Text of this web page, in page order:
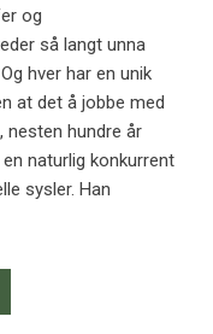
og
så langt unna
hver har en unik
at det å jobbe med
nesten hundre år
naturlig konkurrent
sysler. Han